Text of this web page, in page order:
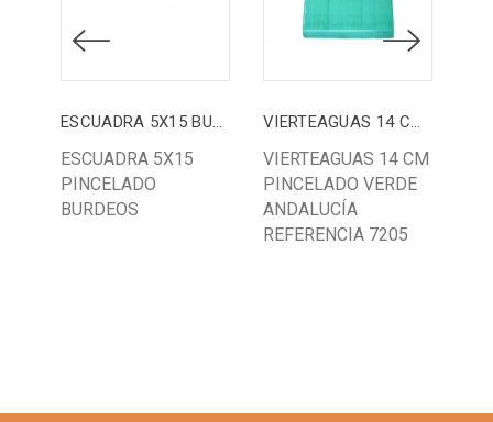
ESCUADRA 5X15 BURDEOS
ESCUADRA 5X15
PINCELADO
BURDEOS
VIERTEAGUAS 14 CM VERDE ANDALUCÍA
VIERTEAGUAS 14 CM
PINCELADO VERDE
ANDALUCÍA
REFERENCIA 7205